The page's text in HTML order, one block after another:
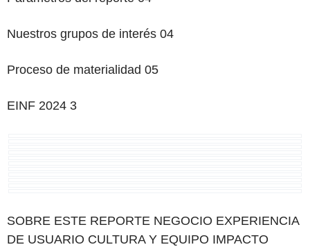
Nuestros grupos de interés 04
Proceso de materialidad 05
EINF 2024 3
SOBRE ESTE REPORTE NEGOCIO EXPERIENCIA
DE USUARIO CULTURA Y EQUIPO IMPACTO